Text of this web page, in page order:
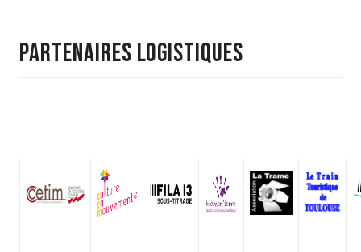
PARTENAIRES LOGISTIQUES